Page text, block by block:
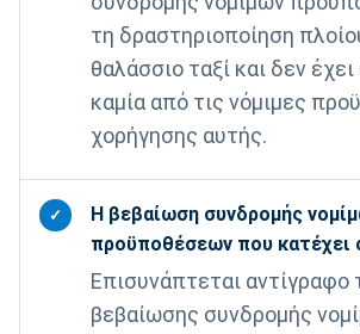
τη δραστηριοποίηση
θαλάσσιο ταξί και δεν
καμία από τις νόμιμες
χορήγησης αυτής.
✓
Η βεβαίωση συνδρομής
προϋποθέσεων που κατέχει
Επισυνάπτεται αντίγραφο
βεβαίωσης συνδρομής